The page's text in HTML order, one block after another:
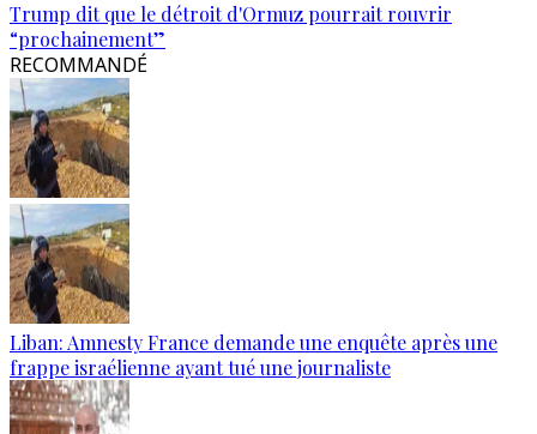
Trump dit que le détroit d'Ormuz pourrait rouvrir
“prochainement”
RECOMMANDÉ
Liban: Amnesty France demande une enquête après une
frappe israélienne ayant tué une journaliste